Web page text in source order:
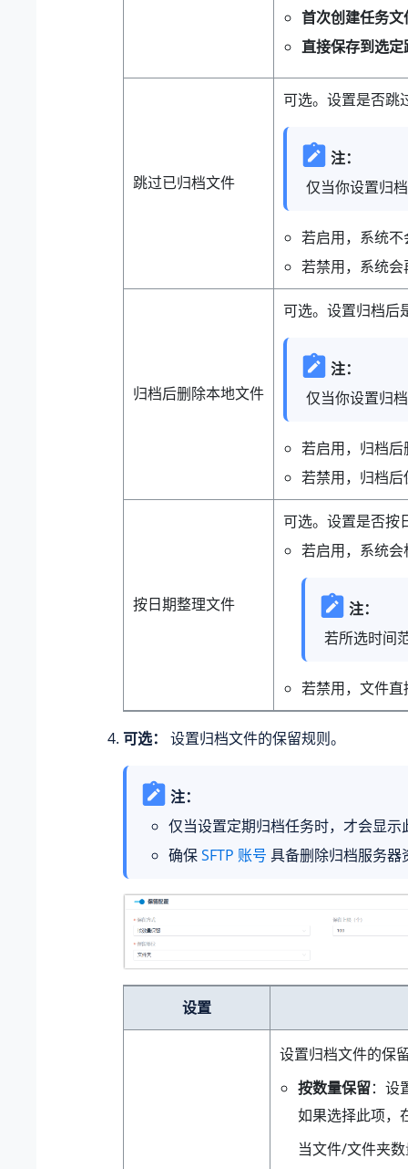
首次创建任务
直接保存到选定
跳过已归档文件
可选。设置是否跳
注：
仅当你设置归
若启用，系统
若禁用，系统
归档后删除本地文件
可选。设置归档后
注：
仅当你设置归
若启用，归档
若禁用，归档
按日期整理文件
可选。设置是否按
若启用，系统
注：
若所选时间
若禁用，文件
可选： 设置归档文件的保留规则。
注：
仅当设置定期归档任务时，才会显示
确保SFTP 账号 具备删除归档服务器
设置
设置归档文件的保
按数量保留：设
如果选择此项，
当文件/文件夹